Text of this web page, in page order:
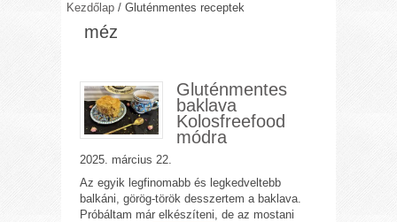
Kezdőlap /Gluténmentes receptek
méz
Gluténmentes
baklava
Kolosfreefood
módra
2025. március 22.
Az egyik legfinomabb és legkedveltebb
balkáni, görög-török desszertem a baklava.
Próbáltam már elkészíteni, de az mostani